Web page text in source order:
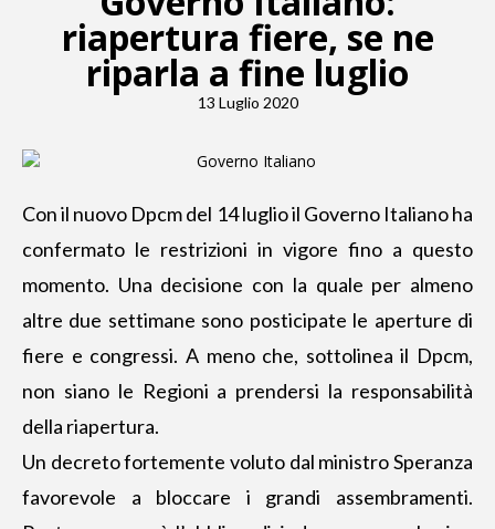
riapertura fiere, se ne
riparla a fine luglio
13 Luglio 2020
Con il nuovo Dpcm del 14 luglio il Governo Italiano ha
confermato le restrizioni in vigore fino a questo
momento. Una decisione con la quale per almeno
altre due settimane sono posticipate le aperture di
fiere e congressi. A meno che, sottolinea il Dpcm,
non siano le Regioni a prendersi la responsabilità
della riapertura.
Un decreto fortemente voluto dal ministro Speranza
favorevole a bloccare i grandi assembramenti.